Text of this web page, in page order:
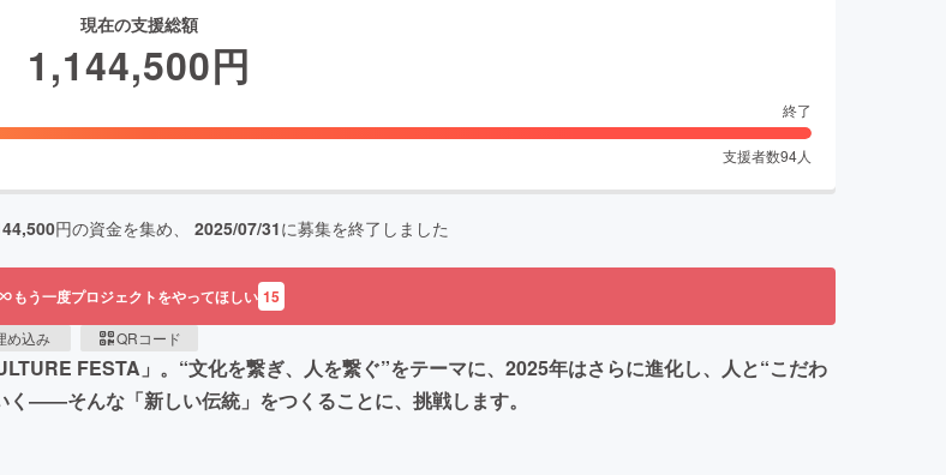
現在の支援総額
1,144,500円
終了
支援者数94人
円の資金を集め、 2025/07/31に募集を終了しました
もう一度プロジェクトをやってほしい 15
め込み QRコード
FESTA」。“文化を繋ぎ、人を繋ぐ”をテーマに、2025年はさらに進化し、人と“こだわ
――そんな「新しい伝統」をつくることに、挑戦します。